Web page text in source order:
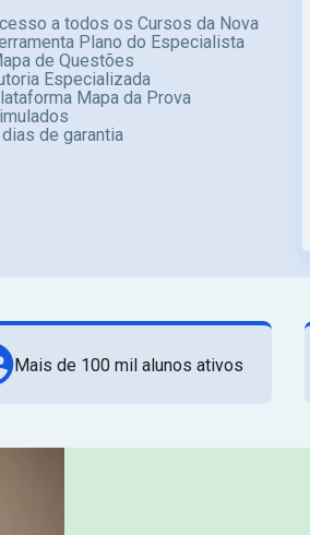
a todos os Cursos da Nova
Plano do Especialista
de Questões
Especializada
Mapa da Prova
de garantia
Mais de 100 mil alunos ativos